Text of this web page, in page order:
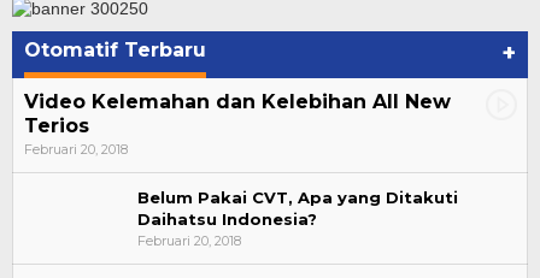
Otomatif Terbaru +
Video Kelemahan dan Kelebihan All New
Terios
Februari 20, 2018
Belum Pakai CVT, Apa yang Ditakuti
Daihatsu Indonesia?
Februari 20, 2018